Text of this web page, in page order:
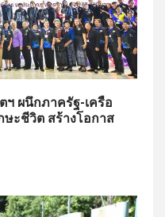
ฯ ผนึกภาครัฐ-เครือ
ะชีวิต สร้างโอกาส